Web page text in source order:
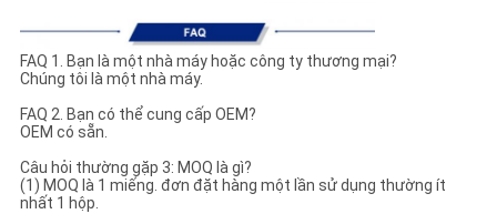
FAQ 1. Bạn là một nhà máy hoặc công ty thương mại?
Chúng tôi là một nhà máy.
FAQ 2. Bạn có thể cung cấp OEM?
OEM có sẵn.
Câu hỏi thường gặp 3: MOQ là gì?
(1) MOQ là 1 miếng. đơn đặt hàng một lần sử dụng thường ít
nhất 1 hộp.